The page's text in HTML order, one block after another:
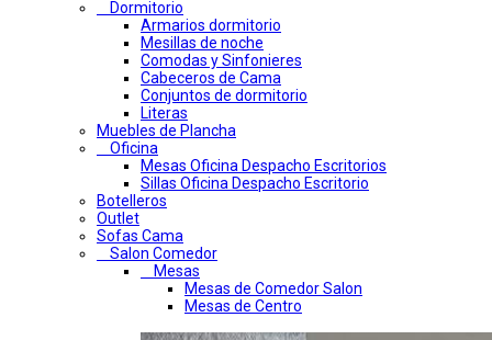
Dormitorio
Armarios dormitorio
Mesillas de noche
Comodas y Sinfonieres
Cabeceros de Cama
Conjuntos de dormitorio
Literas
Muebles de Plancha
Oficina
Mesas Oficina Despacho Escritorios
Sillas Oficina Despacho Escritorio
Botelleros
Outlet
Sofas Cama
Salon Comedor
Mesas
Mesas de Comedor Salon
Mesas de Centro